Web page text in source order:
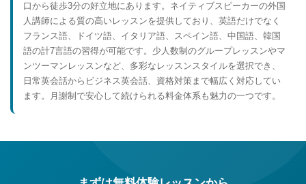
口から徒歩3分の好立地にあります。ネイティブスピーカーの外国
人講師による質の高いレッスンを提供しており、英語だけでなく
フランス語、ドイツ語、イタリア語、スペイン語、中国語、韓国
語の計7言語の習得が可能です。少人数制のグループレッスンやマ
ンツーマンレッスンなど、多彩なレッスンスタイルを選択でき、
日常英会話からビジネス英会話、資格対策まで幅広く対応してい
ます。月謝制で安心して続けられる料金体系も魅力の一つです。